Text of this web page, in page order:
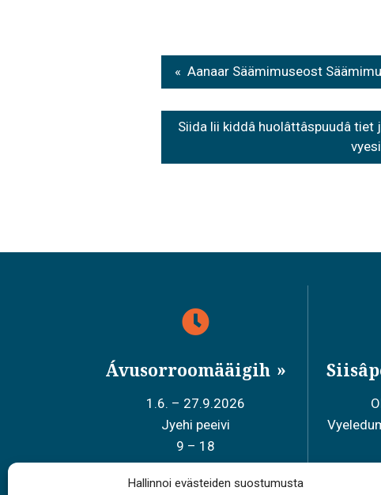
Hallinnoi evästeiden suostumusta
Post
navigation
Aanaar Säämimuseost
Siida lii kiddâ huolâttâspuudâ
Ávusorroomääigih
1.6. – 27.9.2026
Jyehi peeivi
9 – 18